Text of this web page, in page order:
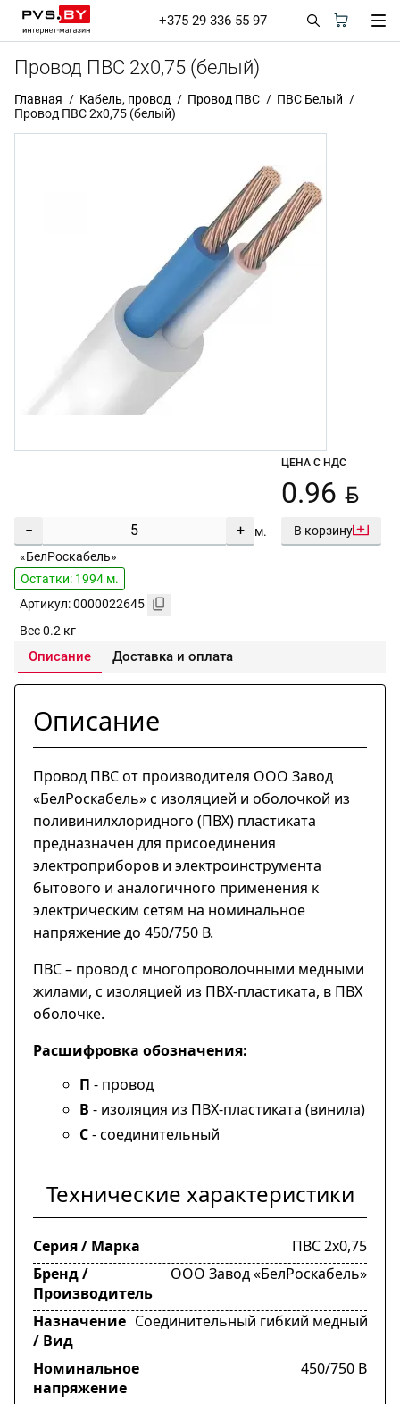
+375 29 336 55 97
Провод ПВС 2х0,75 (белый)
Главная Кабель, провод Провод ПВС
ПВС Белый
Провод ПВС 2х0,75 (белый)
− + м.
ЦЕНА С НДС
0.96 BYN
В корзину
«БелРоскабель»
Остатки: 1994 м.
Артикул: 0000022645
Вес 0.2 кг
Описание Доставка и оплата
Описание
Провод ПВС от производителя ООО Завод
«БелРоскабель» с изоляцией и оболочкой из
поливинилхлоридного (ПВХ) пластиката
предназначен для присоединения
электроприборов и электроинструмента
бытового и аналогичного применения к
электрическим сетям на номинальное
напряжение до 450/750 В.
ПВС – провод с многопроволочными медными
жилами, с изоляцией из ПВХ-пластиката, в ПВХ
оболочке.
Расшифровка обозначения:
П - провод
В - изоляция из ПВХ-пластиката (винила)
С- соединительный
Технические характеристики
Серия / Марка
ПВС 2х0,75
Бренд /
Производитель
ООО Завод «БелРоскабель»
Назначение
/ Вид
Соединительный гибкий медный
Номинальное
напряжение
450/750 В